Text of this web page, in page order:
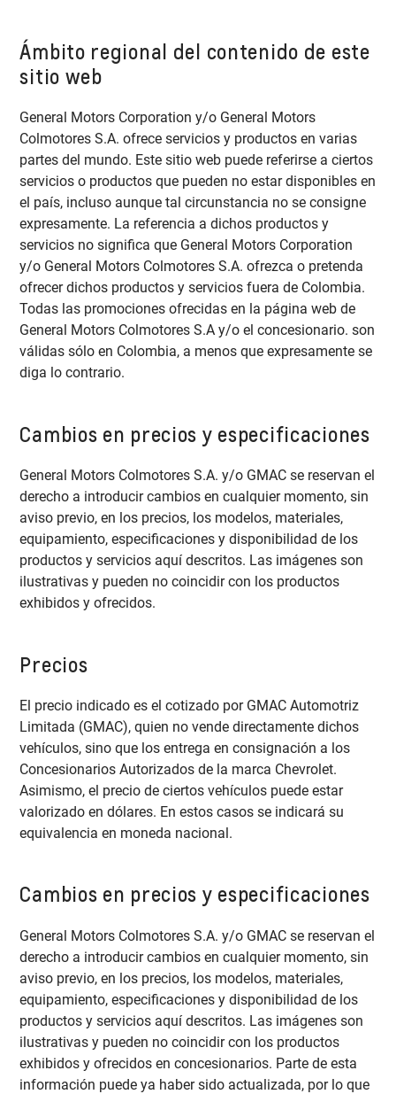
Ámbito regional del contenido de este
sitio web
General Motors Corporation y/o General Motors
Colmotores S.A. ofrece servicios y productos en varias
partes del mundo. Este sitio web puede referirse a ciertos
servicios o productos que pueden no estar disponibles en
el país, incluso aunque tal circunstancia no se consigne
expresamente. La referencia a dichos productos y
servicios no significa que General Motors Corporation
y/o General Motors Colmotores S.A. ofrezca o pretenda
ofrecer dichos productos y servicios fuera de Colombia.
Todas las promociones ofrecidas en la página web de
General Motors Colmotores S.A y/o el concesionario. son
válidas sólo en Colombia, a menos que expresamente se
diga lo contrario.
Cambios en precios y especificaciones
General Motors Colmotores S.A. y/o GMAC se reservan el
derecho a introducir cambios en cualquier momento, sin
aviso previo, en los precios, los modelos, materiales,
equipamiento, especificaciones y disponibilidad de los
productos y servicios aquí descritos. Las imágenes son
ilustrativas y pueden no coincidir con los productos
exhibidos y ofrecidos.
Precios
El precio indicado es el cotizado por GMAC Automotriz
Limitada (GMAC), quien no vende directamente dichos
vehículos, sino que los entrega en consignación a los
Concesionarios Autorizados de la marca Chevrolet.
Asimismo, el precio de ciertos vehículos puede estar
valorizado en dólares. En estos casos se indicará su
equivalencia en moneda nacional.
Cambios en precios y especificaciones
General Motors Colmotores S.A. y/o GMAC se reservan el
derecho a introducir cambios en cualquier momento, sin
aviso previo, en los precios, los modelos, materiales,
equipamiento, especificaciones y disponibilidad de los
productos y servicios aquí descritos. Las imágenes son
ilustrativas y pueden no coincidir con los productos
exhibidos y ofrecidos en concesionarios. Parte de esta
información puede ya haber sido actualizada, por lo que